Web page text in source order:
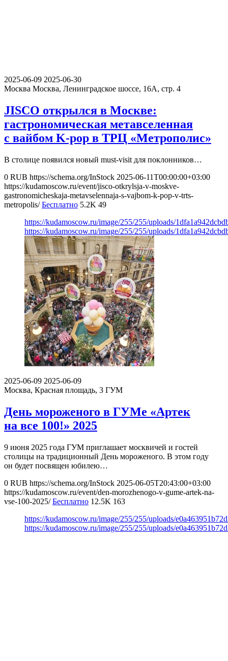
2025-06-09 2025-06-30
Москва Москва, Ленинградское шоссе, 16А, стр. 4
JISCO открылся в Москве:
гастрономическая метавселенная
с вайбом K-pop в ТРЦ «Метрополис»
В столице появился новый must-visit для поклонников…
0 RUB https://schema.org/InStock 2025-06-11T00:00:00+03:00
https://kudamoscow.ru/event/jisco-otkrylsja-v-moskve-
gastronomicheskaja-metavselennaja-s-vajbom-k-pop-v-trts-
metropolis/ Бесплатно 5.2K 49
https://kudamoscow.ru/image/255/255/uploads/
https://kudamoscow.ru/image/255/255/uploads/
2025-06-09 2025-06-09
Москва, Красная площадь, 3 ГУМ
День мороженого в ГУМе «Артек
на все 100!» 2025
9 июня 2025 года ГУМ приглашает москвичей и гостей
столицы на традиционный День мороженого. В этом году
он будет посвящен юбилею…
0 RUB https://schema.org/InStock 2025-06-05T20:43:00+03:00
https://kudamoscow.ru/event/den-morozhenogo-v-gume-artek-na-
vse-100-2025/ Бесплатно 12.5K 163
https://kudamoscow.ru/image/255/255/uploads/
https://kudamoscow.ru/image/255/255/uploads/